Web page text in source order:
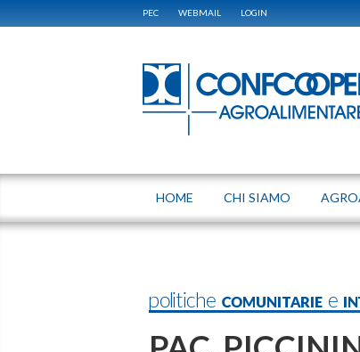
PEC WEBMAIL LOGIN
HOME CHI SIAMO
politiche COMUNITARIE e